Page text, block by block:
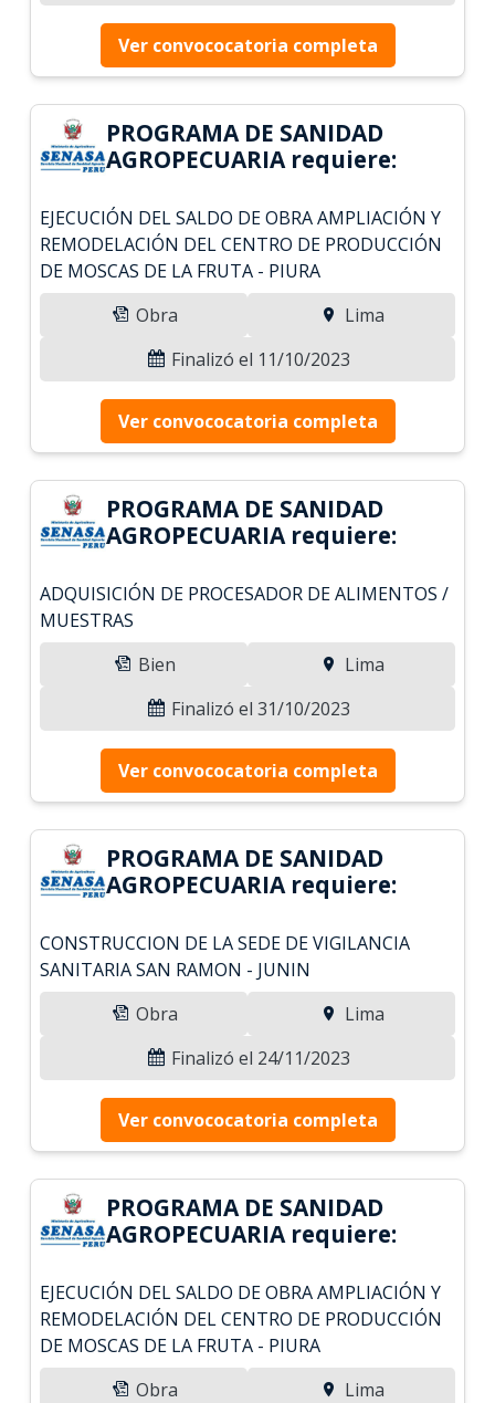
Ver convococatoria completa
PROGRAMA DE SANIDAD
AGROPECUARIA requiere:
EJECUCIÓN DEL SALDO DE OBRA AMPLIACIÓN Y
REMODELACIÓN DEL CENTRO DE PRODUCCIÓN
DE MOSCAS DE LA FRUTA - PIURA
Obra
Lima
Finalizó el 11/10/2023
Ver convococatoria completa
PROGRAMA DE SANIDAD
AGROPECUARIA requiere:
ADQUISICIÓN DE PROCESADOR DE ALIMENTOS /
MUESTRAS
Bien
Lima
Finalizó el 31/10/2023
Ver convococatoria completa
PROGRAMA DE SANIDAD
AGROPECUARIA requiere:
CONSTRUCCION DE LA SEDE DE VIGILANCIA
SANITARIA SAN RAMON - JUNIN
Obra
Lima
Finalizó el 24/11/2023
Ver convococatoria completa
PROGRAMA DE SANIDAD
AGROPECUARIA requiere:
EJECUCIÓN DEL SALDO DE OBRA AMPLIACIÓN Y
REMODELACIÓN DEL CENTRO DE PRODUCCIÓN
DE MOSCAS DE LA FRUTA - PIURA
Obra
Lima